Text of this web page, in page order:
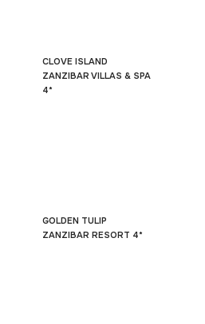
CLOVE ISLAND
ZANZIBAR VILLAS & SPA
4*
GOLDEN TULIP
ZANZIBAR RESORT 4*